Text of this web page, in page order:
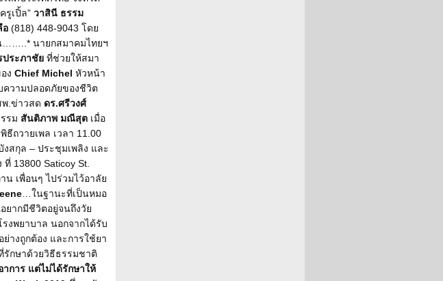
รูเปิ้ล” วาสินี ธรรม
อ (818) 448-9043 โดย
……..* นายกสมาคมไทยฯ
ประภาชัย ที่ช่วยให้สมา
ง Chief Michel หัวหน้า
ความปลอดภัยของชีวิต
.ข่าวสด ดร.ศรีวงศ์
รม สันติภาพ มณีสุต เมื่อ
ถวายเพล เวลา 11.00
งสกุล – ประชุมเพลิง และ
13800 Saticoy St.
น เพื่อนๆ ไปร่วมไว้อาลัย
…ในฐานะที่เป็นหมอ
ยากมีชีวิตอยู่จนถึงวัย
งพยาบาล นอกจากได้รับ
างถูกต้อง และการใช้ยา
กษาด้วยวิธีธรรมชาติ
การ แต่ไม่ได้รักษาให้